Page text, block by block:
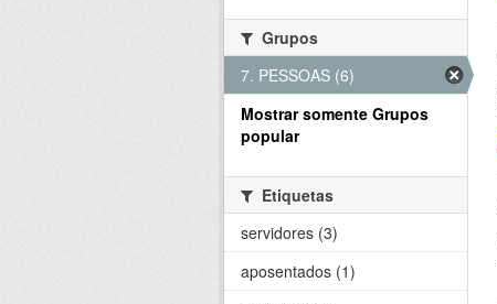
Grupos
7. PESSOAS (6)
Mostrar somente Grupos
popular
Etiquetas
servidores (3)
aposentados (1)